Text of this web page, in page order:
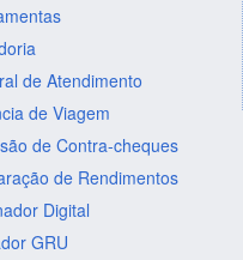
de Atendimento
de Viagem
de Contra-cheques
de Rendimentos
Digital
GRU